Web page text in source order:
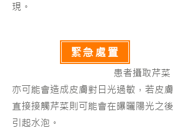
現。
患者攝取芹菜
亦可能會造成皮膚對日光過敏，若皮膚
直接接觸芹菜則可能會在曝曬陽光之後
引起水泡。
緊急處置